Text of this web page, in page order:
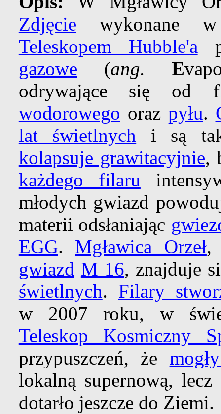
Zdjęcie wykonane
Teleskopem Hubble'a
gazowe (ang. E
odrywające się od
wodorowego oraz pyłu.
lat świetlnych i są tak
kolapsuje grawitacyjnie,
każdego filaru
młodych gwiazd
materii odsłaniając
EGG. Mgławica Orzeł,
gwiazd M 16, znajduje
świetlnych. Filary
w 2007 roku, w
Teleskop Kosmiczny
przypuszczeń, że
lokalną supernową,
dotarło jeszcze do Ziemi.